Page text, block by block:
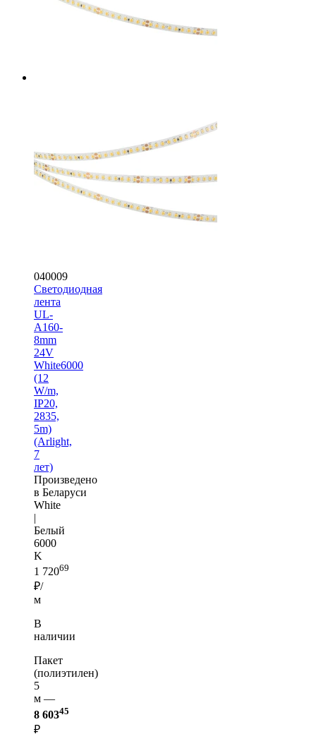
040009
Светодиодная
лента
UL-
A160-
8mm
24V
White6000
(12
W/m,
IP20,
2835,
5m)
(Arlight,
7
лет)
Произведено
в Беларуси
White
|
Белый
6000
K
1 72069
₽/
м
В
наличии
Пакет
(полиэтилен)
5
м —
8 60345
₽